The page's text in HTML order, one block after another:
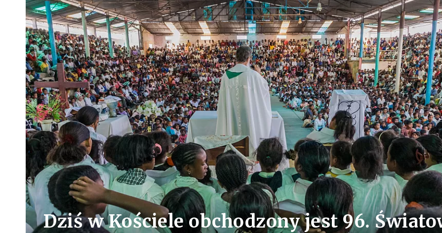
Dziś w Kościele obchodzony jest 96.